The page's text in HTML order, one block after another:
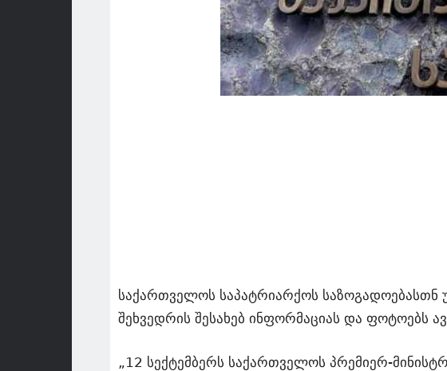
საქართველოს საპატრიარქოს
შეხვედრის შესახებ ინფორმაციას და ფოტოებს
„12 სექტემბერს საქართველოს პრემიერ-